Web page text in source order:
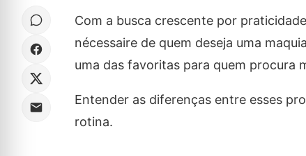
Com a busca crescente por
nécessaire de quem deseja uma
uma das favoritas para quem procura
Entender as diferenças entre esses
rotina.